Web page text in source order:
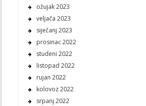
ožujak 2023
veljača 2023
siječanj 2023
prosinac 2022
studeni 2022
listopad 2022
rujan 2022
kolovoz 2022
srpanj 2022